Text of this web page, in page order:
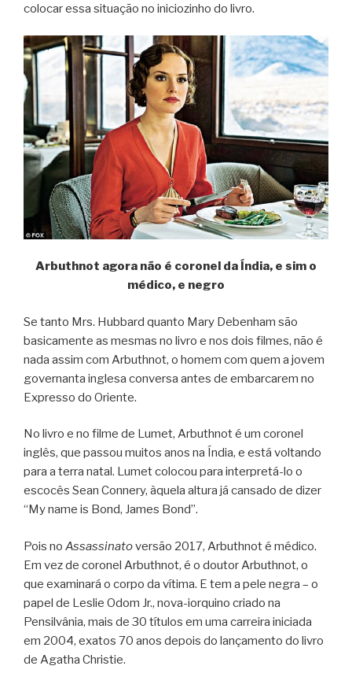
colocar essa situação no iniciozinho do livro.
Arbuthnot agora não é coronel da Índia, e sim o
médico, e negro
Se tanto Mrs. Hubbard quanto Mary Debenham são
basicamente as mesmas no livro e nos dois filmes, não é
nada assim com Arbuthnot, o homem com quem a jovem
governanta inglesa conversa antes de embarcarem no
Expresso do Oriente.
No livro e no filme de Lumet, Arbuthnot é um coronel
inglês, que passou muitos anos na Índia, e está voltando
para a terra natal. Lumet colocou para interpretá-lo o
escocês Sean Connery, àquela altura já cansado de dizer
“My name is Bond, James Bond”.
Pois no Assassinatoversão 2017, Arbuthnot é médico.
Em vez de coronel Arbuthnot, é o doutor Arbuthnot, o
que examinará o corpo da vítima. E tem a pele negra – o
papel de Leslie Odom Jr., nova-iorquino criado na
Pensilvânia, mais de 30 títulos em uma carreira iniciada
em 2004, exatos 70 anos depois do lançamento do livro
de Agatha Christie.